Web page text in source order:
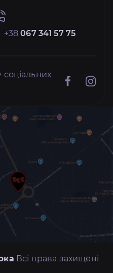
+38067 341 57 75
Всі права захищені